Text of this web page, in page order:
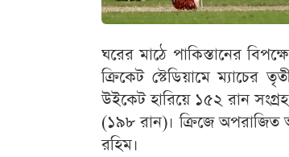
ঘরের মাঠে পাকিস্তানের
ক্রিকেট স্টেডিয়ামে ম্যাচের
উইকেট হারিয়ে ১৫২ রান
(১৯৮ রান)। ক্রিজে অপরাজিত
রহিম।